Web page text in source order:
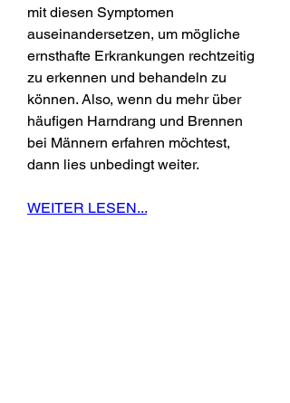
mit diesen Symptomen
auseinandersetzen, um mögliche
ernsthafte Erkrankungen rechtzeitig
zu erkennen und behandeln zu
können. Also, wenn du mehr über
häufigen Harndrang und Brennen
bei Männern erfahren möchtest,
dann lies unbedingt weiter.
WEITER LESEN...